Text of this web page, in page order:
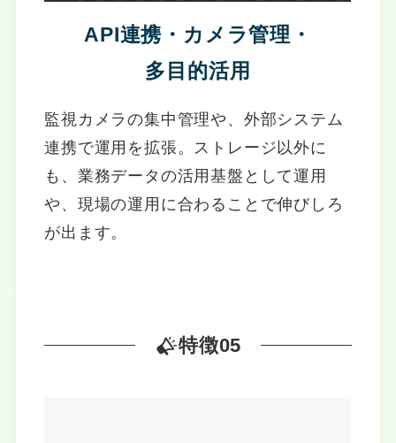
API連携・カメラ管理・
多目的活用
監視カメラの集中管理や、外部システム
連携で運用を拡張。ストレージ以外に
も、業務データの活用基盤として運用
や、現場の運用に合わることで伸びしろ
が出ます。
特徴05